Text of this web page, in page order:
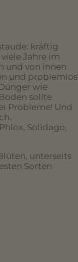
kräftig
Jahre im
und von innen
und problemlos
wie
sollte
Probleme! Und
Solidago,
unterseits
Sorten